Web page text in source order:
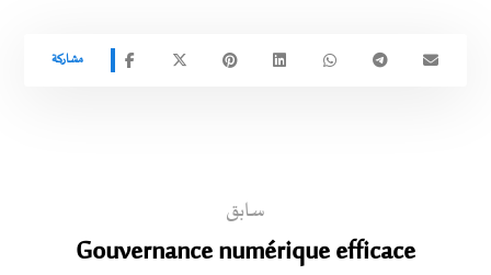
سابق
Gouvernance numérique efficace